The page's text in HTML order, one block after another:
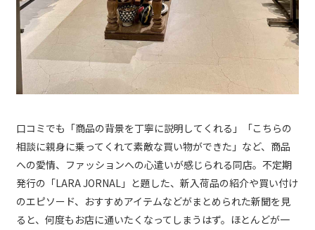
口コミでも「商品の背景を丁寧に説明してくれる」「こちらの
相談に親身に乗ってくれて素敵な買い物ができた」など、商品
への愛情、ファッションへの心遣いが感じられる同店。不定期
発行の「LARA JORNAL」と題した、新入荷品の紹介や買い付け
のエピソード、おすすめアイテムなどがまとめられた新聞を見
ると、何度もお店に通いたくなってしまうはず。ほとんどが一